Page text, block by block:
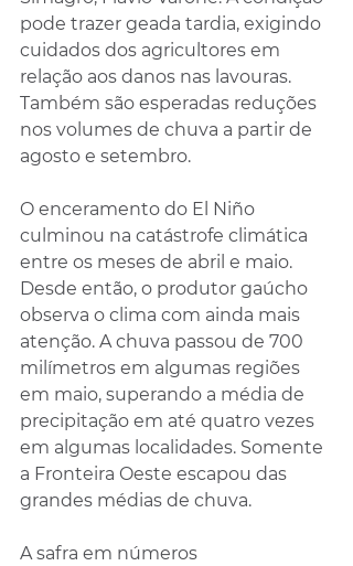
pode trazer geada tardia, exigindo
cuidados dos agricultores em
relação aos danos nas lavouras.
Também são esperadas reduções
nos volumes de chuva a partir de
agosto e setembro.
O enceramento do El Niño
culminou na catástrofe climática
entre os meses de abril e maio.
Desde então, o produtor gaúcho
observa o clima com ainda mais
atenção. A chuva passou de 700
milímetros em algumas regiões
em maio, superando a média de
precipitação em até quatro vezes
em algumas localidades. Somente
a Fronteira Oeste escapou das
grandes médias de chuva.
A safra em números